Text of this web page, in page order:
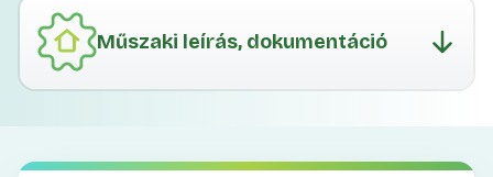
Műszaki leírás, dokumentáció